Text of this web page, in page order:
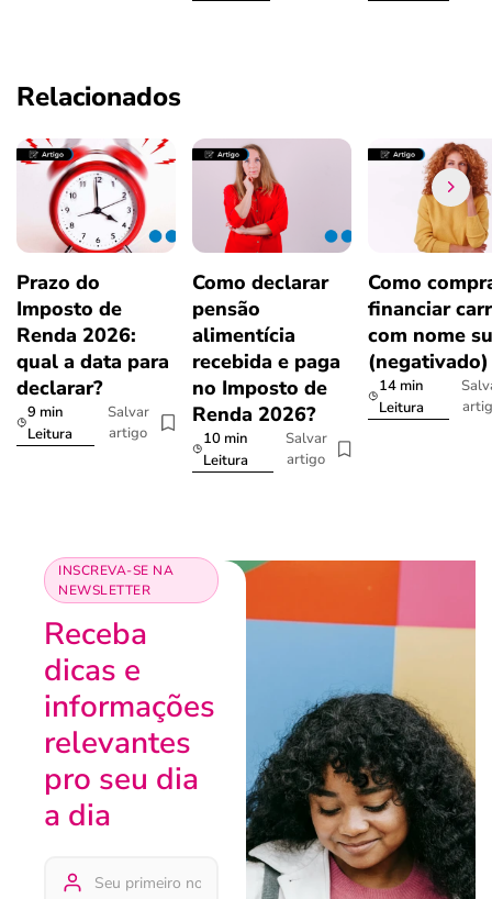
Relacionados
Prazo do
Imposto de
Renda 2026:
qual a data para
declarar?
9 min
Leitura
Salvar
artigo
Como declarar
pensão
alimentícia
recebida e paga
no Imposto de
Renda 2026?
10 min
Leitura
Salvar
artigo
Como
financiar
com nome
(negativado)
14 min
Leitura
INSCREVA-SE NA
NEWSLETTER
Receba
dicas e
informações
relevantes
pro seu dia
a dia